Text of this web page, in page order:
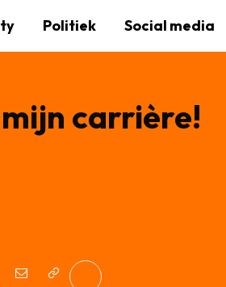
Politiek Social media
carrière!